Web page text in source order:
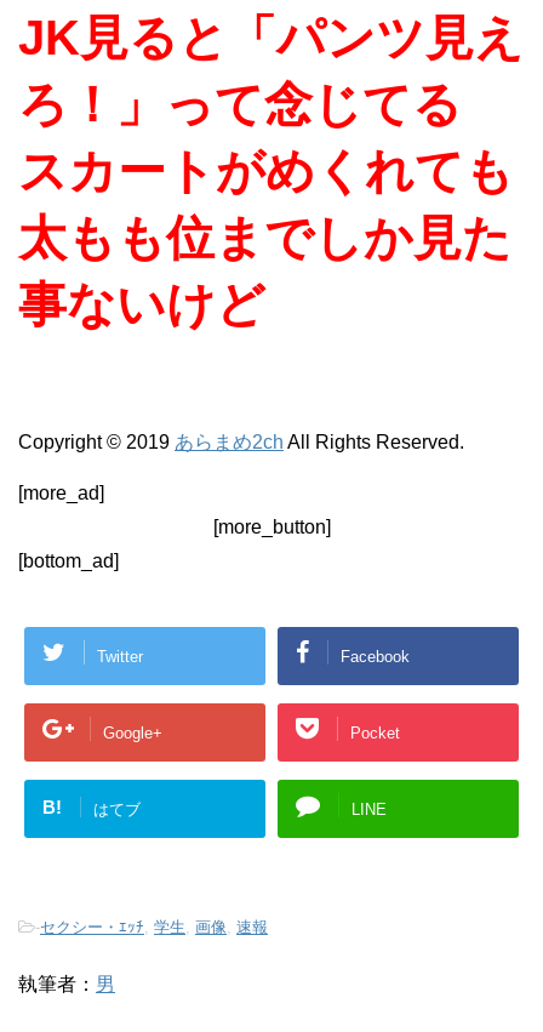
JK見ると「パンツ見え
ろ！」って念じてる
スカートがめくれても
太もも位までしか見た
事ないけど
Copyright © 2019 あらまめ2ch All Rights Reserved.
[more_ad]
[more_button]
[bottom_ad]
Twitter Facebook
Google+ Pocket
B! はてブ LINE
-セクシー・ｴｯﾁ, 学生, 画像, 速報
執筆者： 男